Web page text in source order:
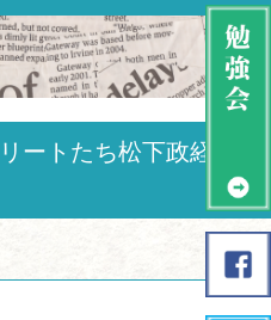
ートたち松下政経塾の